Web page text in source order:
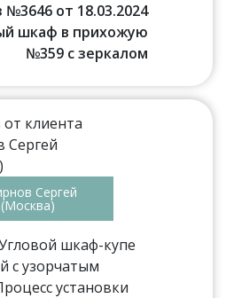
№3646 от 18.03.2024
шкаф в прихожую
№359 с зеркалом
Сергей
(Москва)
шкаф-купе
с узорчатым
установки